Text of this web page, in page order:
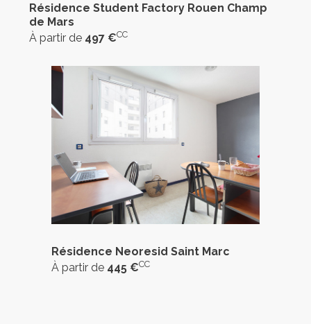
Résidence Student Factory Rouen Champ
de Mars
À partir de 497 €CC
Résidence Neoresid Saint Marc
À partir de 445 €CC